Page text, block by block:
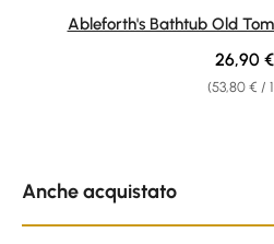
Average rating of 4.92 out of 5
Ableforth's Bathtub Old
(53,80 € /
Regular
26,90 €
Anche acquistato